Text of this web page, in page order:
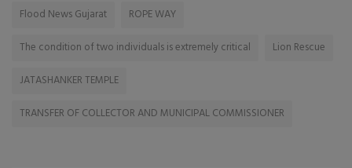
Flood News Gujarat
ROPE WAY
The condition of two individuals is extremely critical
Lion Rescue
JATASHANKER TEMPLE
TRANSFER OF COLLECTOR AND MUNICIPAL COMMISSIONER